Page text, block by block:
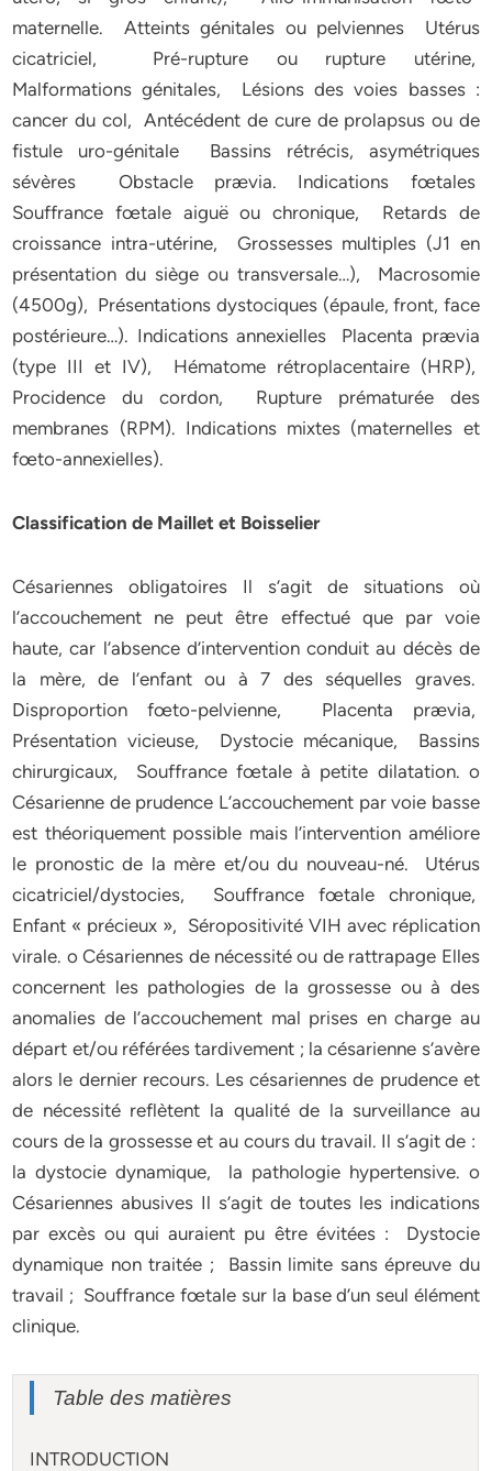
maternelle. Atteints génitales ou pelviennes Utérus
cicatriciel, Pré-rupture ou rupture utérine,
Malformations génitales, Lésions des voies basses :
cancer du col, Antécédent de cure de prolapsus ou de
fistule uro-génitale Bassins rétrécis, asymétriques
sévères Obstacle prævia. Indications fœtales
Souffrance fœtale aiguë ou chronique, Retards de
croissance intra-utérine, Grossesses multiples (J1 en
présentation du siège ou transversale…), Macrosomie
(4500g), Présentations dystociques (épaule, front, face
postérieure…). Indications annexielles Placenta prævia
(type III et IV), Hématome rétroplacentaire (HRP),
Procidence du cordon, Rupture prématurée des
membranes (RPM). Indications mixtes (maternelles et
fœto-annexielles).
Classification de Maillet et Boisselier
Césariennes obligatoires Il s’agit de situations où
l’accouchement ne peut être effectué que par voie
haute, car l’absence d’intervention conduit au décès de
la mère, de l’enfant ou à 7 des séquelles graves.
Disproportion fœto-pelvienne, Placenta prævia,
Présentation vicieuse, Dystocie mécanique, Bassins
chirurgicaux, Souffrance fœtale à petite dilatation. o
Césarienne de prudence L’accouchement par voie basse
est théoriquement possible mais l’intervention améliore
le pronostic de la mère et/ou du nouveau-né. Utérus
cicatriciel/dystocies, Souffrance fœtale chronique,
Enfant « précieux », Séropositivité VIH avec réplication
virale. o Césariennes de nécessité ou de rattrapage Elles
concernent les pathologies de la grossesse ou à des
anomalies de l’accouchement mal prises en charge au
départ et/ou référées tardivement ; la césarienne s’avère
alors le dernier recours. Les césariennes de prudence et
de nécessité reflètent la qualité de la surveillance au
cours de la grossesse et au cours du travail. Il s’agit de :
la dystocie dynamique, la pathologie hypertensive. o
Césariennes abusives Il s’agit de toutes les indications
par excès ou qui auraient pu être évitées : Dystocie
dynamique non traitée ; Bassin limite sans épreuve du
travail ; Souffrance fœtale sur la base d’un seul élément
clinique.
Table des matières
INTRODUCTION